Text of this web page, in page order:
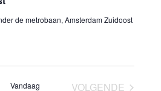
de metrobaan, Amsterdam Zuidoost
Vandaag VOLGENDE